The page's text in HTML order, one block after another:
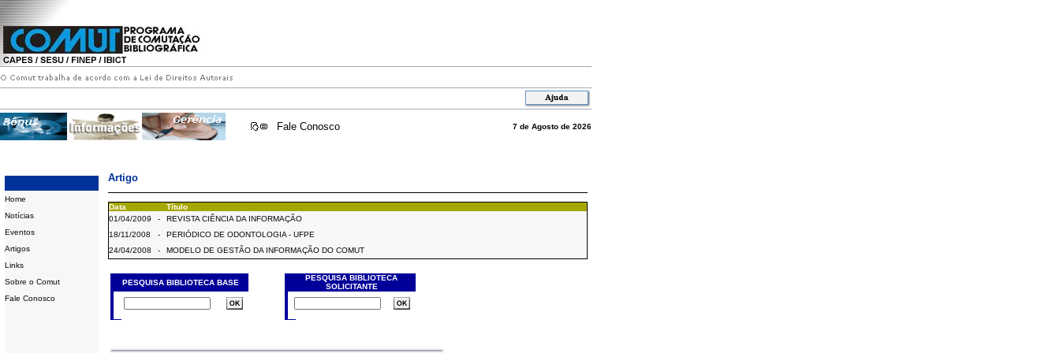
Fale Conosco 7 de Agosto de 2026
Home
Notícias
Eventos
Artigos
Links
Sobre o Comut
Fale Conosco
Artigo
Data
Título
01/04/2009
-
REVISTA CIÊNCIA DA INFORMAÇÃO
18/11/2008
-
PERIÓDICO DE ODONTOLOGIA - UFPE
24/04/2008
- MODELO DE GESTÃO DA INFORMAÇÃO DO COMUT
PESQUISA BIBLIOTECA BASE
PESQUISA BIBLIOTECA
SOLICITANTE